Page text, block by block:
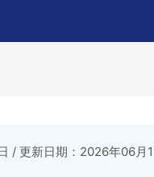
/ 更新日期：2026年06月